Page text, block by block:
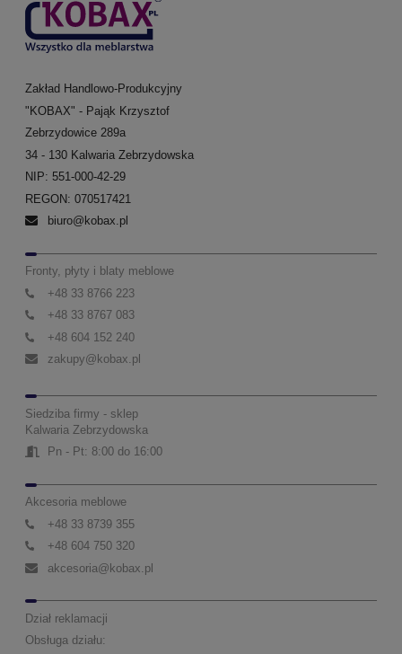
Zakład Handlowo-Produkcyjny
"KOBAX" - Pająk Krzysztof
Zebrzydowice 289a
34 - 130 Kalwaria Zebrzydowska
NIP: 551-000-42-29
REGON: 070517421
biuro@kobax.pl
Fronty, płyty i blaty meblowe
+48 33 8766 223
+48 33 8767 083
+48 604 152 240
zakupy@kobax.pl
Siedziba firmy - sklep
Kalwaria Zebrzydowska
Pn - Pt: 8:00 do 16:00
Akcesoria meblowe
+48 33 8739 355
+48 604 750 320
akcesoria@kobax.pl
Dział reklamacji
Obsługa działu: